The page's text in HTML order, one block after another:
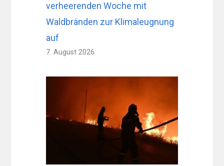
verheerenden Woche mit
Waldbränden zur Klimaleugnung
auf
7. August 2026